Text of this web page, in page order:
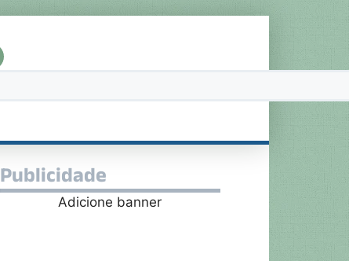
Publicidade
Adicione banner